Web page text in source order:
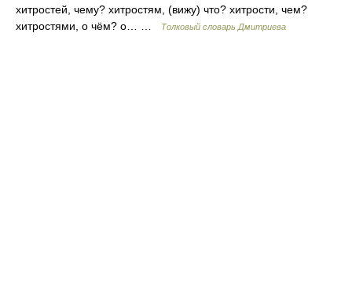
хитростей, чему? хитростям, (вижу) что? хитрости, чем?
хитростями, о чём? о… …
Толковый словарь Дмитриева